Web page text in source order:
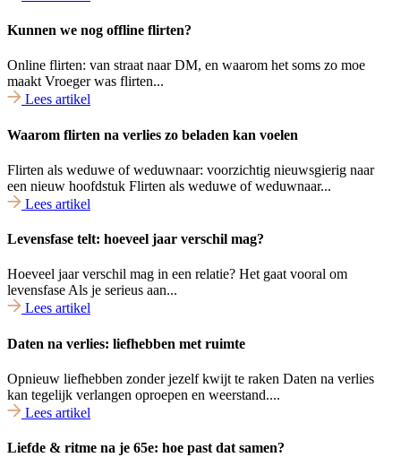
Kunnen we nog offline flirten?
Online flirten: van straat naar DM, en waarom het soms zo moe
maakt Vroeger was flirten...
Lees artikel
Waarom flirten na verlies zo beladen kan voelen
Flirten als weduwe of weduwnaar: voorzichtig nieuwsgierig naar
een nieuw hoofdstuk Flirten als weduwe of weduwnaar...
Lees artikel
Levensfase telt: hoeveel jaar verschil mag?
Hoeveel jaar verschil mag in een relatie? Het gaat vooral om
levensfase Als je serieus aan...
Lees artikel
Daten na verlies: liefhebben met ruimte
Opnieuw liefhebben zonder jezelf kwijt te raken Daten na verlies
kan tegelijk verlangen oproepen en weerstand....
Lees artikel
Liefde & ritme na je 65e: hoe past dat samen?